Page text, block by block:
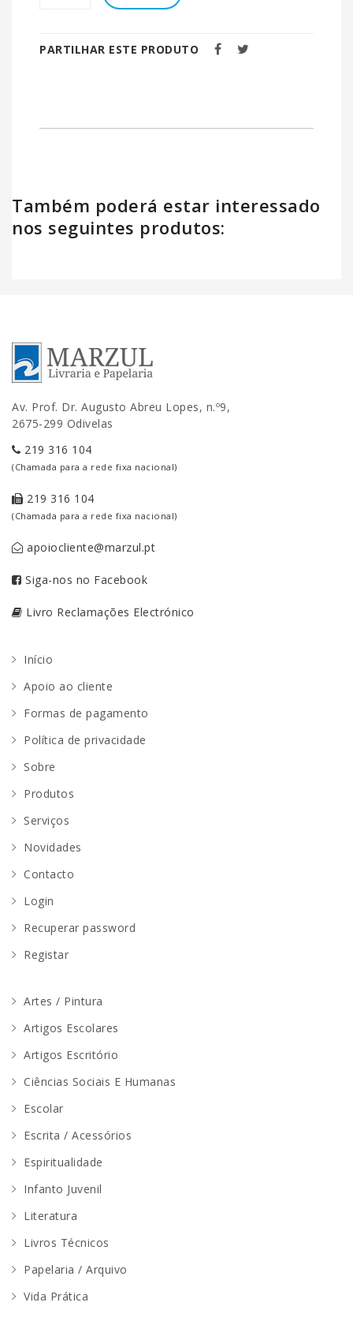
PARTILHAR ESTE PRODUTO
Também poderá estar interessado
nos seguintes produtos:
Av. Prof. Dr. Augusto Abreu Lopes, n.º9,
2675-299 Odivelas
219 316 104
(Chamada para a rede fixa nacional)
219 316 104
(Chamada para a rede fixa nacional)
apoiocliente@marzul.pt
Siga-nos no Facebook
Livro Reclamações Electrónico
Início
Apoio ao cliente
Formas de pagamento
Política de privacidade
Sobre
Produtos
Serviços
Novidades
Contacto
Login
Recuperar password
Registar
Artes / Pintura
Artigos Escolares
Artigos Escritório
Ciências Sociais E Humanas
Escolar
Escrita / Acessórios
Espiritualidade
Infanto Juvenil
Literatura
Livros Técnicos
Papelaria / Arquivo
Vida Prática